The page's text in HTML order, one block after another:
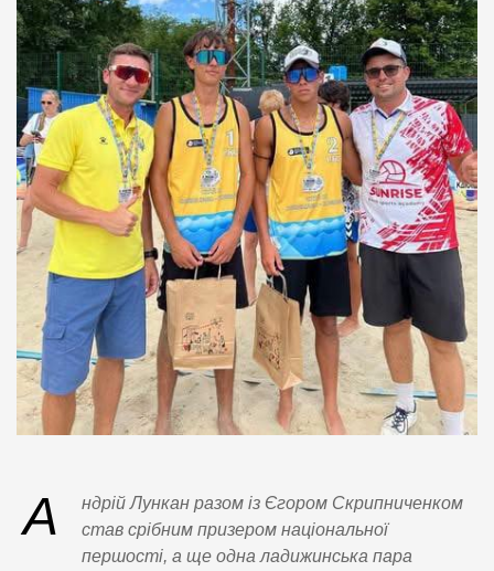
А
ндрій Лункан разом із Єгором Скрипниченком
став срібним призером національної
першості, а ще одна ладижинська пара